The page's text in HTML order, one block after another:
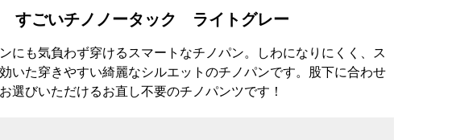
すごいチノノータック ライトグレー
にも気負わず穿けるスマートなチノパン。しわになりにくく、ス
いた穿きやすい綺麗なシルエットのチノパンです。股下に合わせ
選びいただけるお直し不要のチノパンツです！